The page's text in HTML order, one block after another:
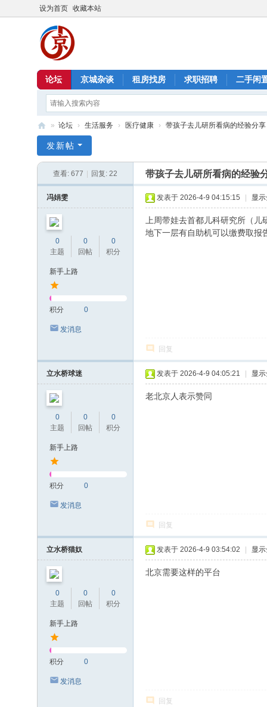
设为首页 收藏本站
论坛 京城杂谈 租房找房 求职招聘 二手闲
京
» 论坛 › 生活服务 › 医疗健康 › 带孩子去儿研所看病的经验分享
发新帖
查看: 677 回复: 22 带孩子去儿研所看病的经验
冯娟雯
0
主题
0
回帖
0
积分
新手上路
积分 0
发消息
发表于 2026-4-9 04:15:15 显
上周带娃去首都儿科研究所（
地下一层有自助机可以缴费取报
回复
立水桥球迷
0
主题
0
回帖
0
积分
新手上路
积分 0
发消息
发表于 2026-4-9 04:05:21 显
老北京人表示赞同
回复
立水桥猫奴
0
主题
0
回帖
0
积分
新手上路
积分 0
发消息
发表于 2026-4-9 03:54:02 显
北京需要这样的平台
回复